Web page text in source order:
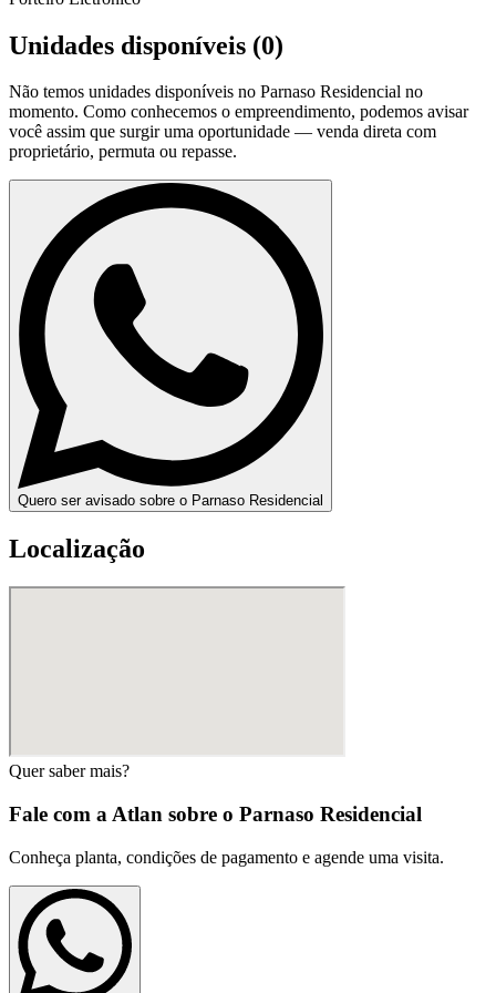
Unidades disponíveis (0)
Não temos unidades disponíveis no Parnaso Residencial no
momento. Como conhecemos o empreendimento, podemos avisar
você assim que surgir uma oportunidade — venda direta com
proprietário, permuta ou repasse.
Quero ser avisado sobre o Parnaso Residencial
Localização
Quer saber mais?
Fale com a Atlan sobre o Parnaso Residencial
Conheça planta, condições de pagamento e agende uma visita.